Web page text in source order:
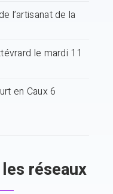
l’artisanat de la
le mardi 11
en Caux 6
réseaux